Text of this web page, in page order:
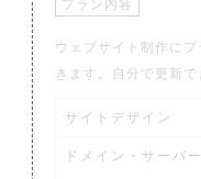
プラン内容
ウェブサイト制作に
きます。自分で更新
サイトデザイン
ドメイン・サーバー